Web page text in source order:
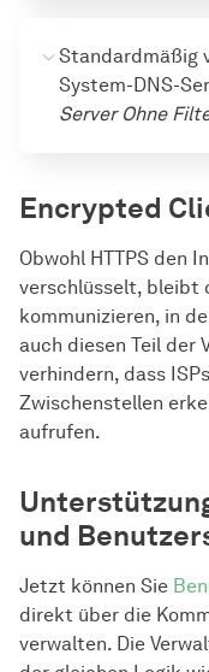
adguard-cli
Standardmäßig
System-DNS-
Server Ohne
adguard-cli
adguard-cli
Encrypted
Obwohl HTTPS den
verschlüsselt, bleibt
kommunizieren, in
auch diesen Teil der
verhindern, dass
Zwischenstellen
aufrufen.
und
Jetzt können Sie
direkt über die
verwalten. Die